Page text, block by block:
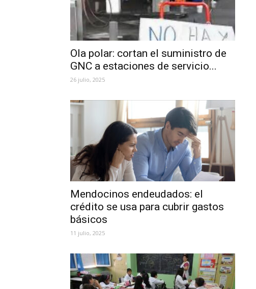
Ola polar: cortan el suministro de
GNC a estaciones de servicio...
26 julio, 2025
Mendocinos endeudados: el
crédito se usa para cubrir gastos
básicos
11 julio, 2025